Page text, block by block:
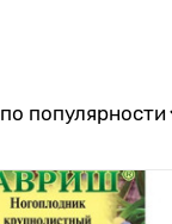
по популярности